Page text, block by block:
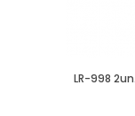
LR-998